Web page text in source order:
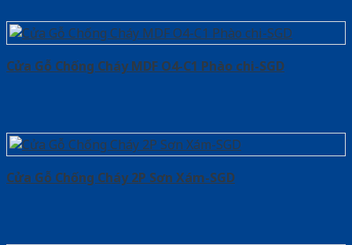
Cửa Gỗ Chống Cháy MDF O4-C1 Phào chi-SGD
Cửa Gỗ Chống Cháy 2P Sơn Xám-SGD